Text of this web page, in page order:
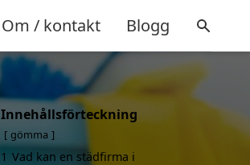
Om / kontakt Blogg
Innehållsförteckning
gömma
1 Vad kan en städfirma i